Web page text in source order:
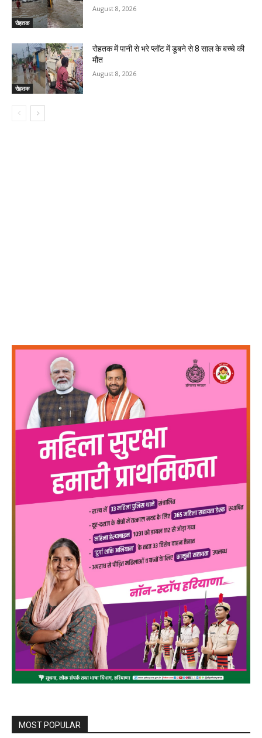
रोहतक
August 8, 2026
रोहतक
रोहतक में पानी से भरे प्लॉट में डूबने से 8 साल के बच्चे की
मौत
August 8, 2026
MOST POPULAR